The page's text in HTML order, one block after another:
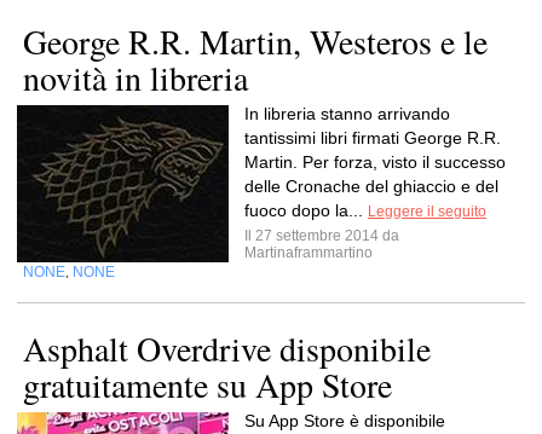
George R.R. Martin, Westeros e le
novità in libreria
In libreria stanno arrivando
tantissimi libri firmati George R.R.
Martin. Per forza, visto il successo
delle Cronache del ghiaccio e del
fuoco dopo la...
Leggere il seguito
Il 27 settembre 2014 da
Martinaframmartino
NONE NONE
Asphalt Overdrive disponibile
gratuitamente su App Store
Su App Store è disponibile